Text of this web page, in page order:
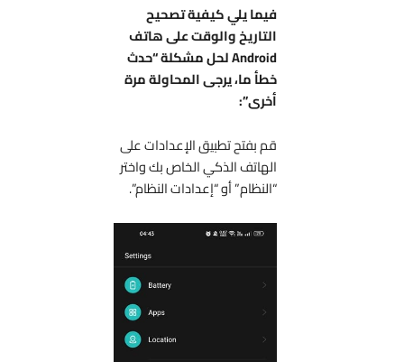
فيما يلي كيفية تصحيح
التاريخ والوقت على هاتف
Android لحل مشكلة “حدث
خطأ ما، يرجى المحاولة مرة
قم بفتح تطبيق الإعدادات على
الهاتف الذكي الخاص بك واختر
“النظام” أو “إعدادات النظام”.